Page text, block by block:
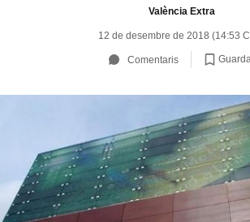
València Extra
12 de desembre de 2018 (14:53
Comentaris